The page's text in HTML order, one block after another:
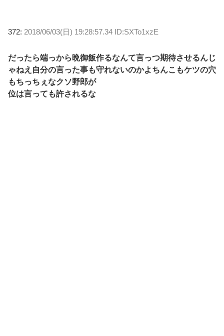
372: 2018/06/03(日) 19:28:57.34 ID:SXTo1xzE
だったら端っから晩御飯作るなんて言っつ期待させるんじ
ゃねえ自分の言った事も守れないのかよちんこもケツの穴
もちっちぇなクソ野郎が
位は言っても許されるな